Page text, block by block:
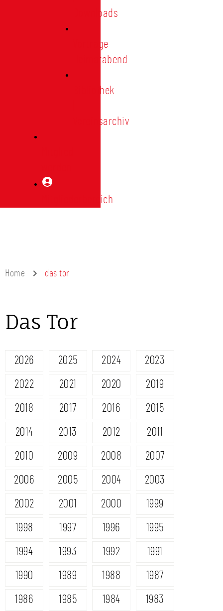
Downloads
Vorträge
Heimatabend
Bibliothek
Vereinsarchiv
Mitgliederbereich
Home das tor
Das Tor
2026 2025 2024
2023
2022
2021 2020
2019
2018
2017 2016
2015
2014
2013 2012
2011
2010
2009 2008
2007
2006
2005 2004
2003
2002
2001 2000
1999
1998
1997 1996
1995
1994
1993 1992
1991
1990
1989 1988
1987
1986
1985 1984
1983